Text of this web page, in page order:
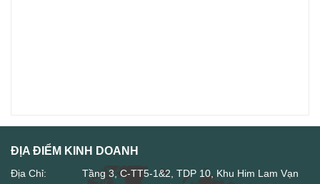
ĐỊA ĐIỂM KINH DOANH
Địa Chỉ:
Tầng 3, C-TT5-1&2, TDP 10, Khu Him Lam Vạn